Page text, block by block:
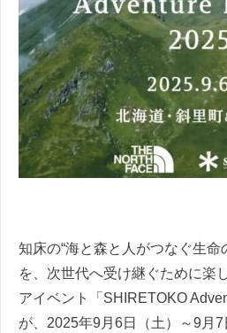
知床の“海と森と人がつなぐ生命
を、次世代へ受け継ぐために楽
アイベント「SHIRETOKO
が、2025年9月6日（土）～9月